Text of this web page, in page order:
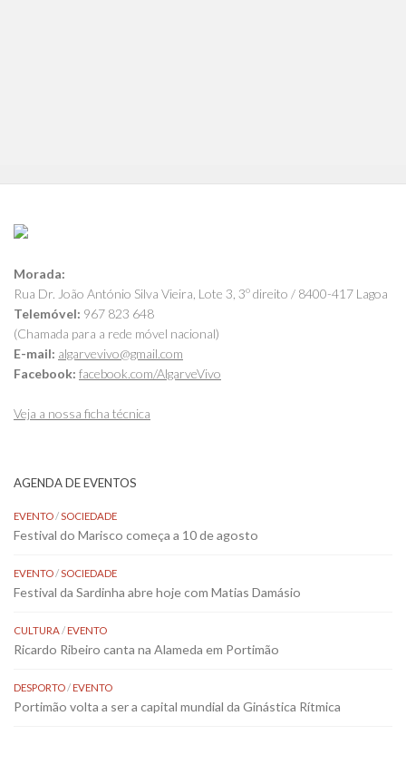
Morada:
Rua Dr. João António Silva Vieira, Lote 3, 3º direito / 8400-417 Lagoa
Telemóvel: 967 823 648
(Chamada para a rede móvel nacional)
E-mail: algarvevivo@gmail.com
Facebook: facebook.com/AlgarveVivo
Veja a nossa ficha técnica
AGENDA DE EVENTOS
EVENTO/SOCIEDADE
Festival do Marisco começa a 10 de agosto
EVENTO/SOCIEDADE
Festival da Sardinha abre hoje com Matias Damásio
CULTURA/EVENTO
Ricardo Ribeiro canta na Alameda em Portimão
DESPORTO/EVENTO
Portimão volta a ser a capital mundial da Ginástica Rítmica